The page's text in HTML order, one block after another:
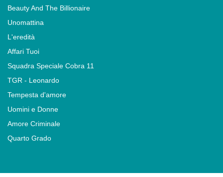
Beauty And The Billionaire
Unomattina
L'eredità
Affari Tuoi
Squadra Speciale Cobra 11
TGR - Leonardo
Tempesta d'amore
Uomini e Donne
Amore Criminale
Quarto Grado